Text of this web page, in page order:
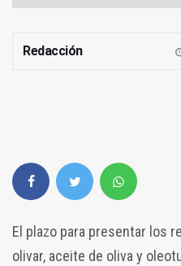
Redacción
El plazo para presentar los
olivar, aceite de oliva y